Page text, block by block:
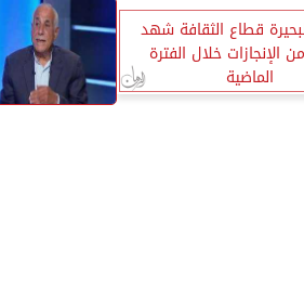
قطاع الثقافة شهد
الإنجازات خلال الفترة
الماضية